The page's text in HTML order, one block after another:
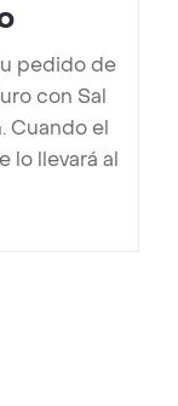
pedido de
con Sal
Cuando el
lo llevará al